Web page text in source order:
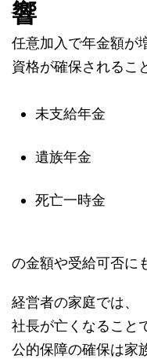
響
任意加入で年金額が
資格が確保されるこ
未支給年金
遺族年金
死亡一時金
の金額や受給可否に
経営者の家庭では、
社長が亡くなること
公的保障の確保は家